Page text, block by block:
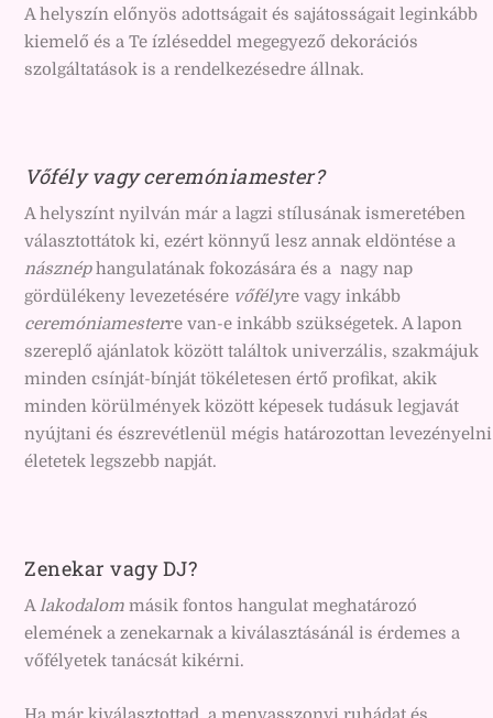
A helyszín előnyös adottságait és sajátosságait leginkább
kiemelő és a Te ízléseddel megegyező dekorációs
szolgáltatások is a rendelkezésedre állnak.
Vőfély vagy ceremóniamester?
A helyszínt nyilván már a lagzi stílusának ismeretében
választottátok ki, ezért könnyű lesz annak eldöntése a
násznéphangulatának fokozására és a nagy nap
gördülékeny levezetésére vőfélyre vagy inkább
ceremóniamesterre van-e inkább szükségetek. A lapon
szereplő ajánlatok között találtok univerzális, szakmájuk
minden csínját-bínját tökéletesen értő profikat, akik
minden körülmények között képesek tudásuk legjavát
nyújtani és észrevétlenül mégis határozottan levezényelni
életetek legszebb napját.
Zenekar vagy DJ?
Alakodalom másik fontos hangulat meghatározó
elemének a zenekarnak a kiválasztásánál is érdemes a
vőfélyetek tanácsát kikérni.